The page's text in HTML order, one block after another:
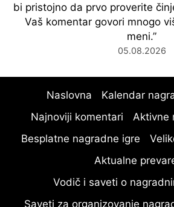
bi pristojno da prvo proverite
Vaš komentar govori mnogo
meni.”
05.08.2026
Naslovna
Kalendar
Najnoviji komentari
Aktivne
Besplatne nagradne igre
Aktualne
Vodič i saveti o
Saveti za organizovanje